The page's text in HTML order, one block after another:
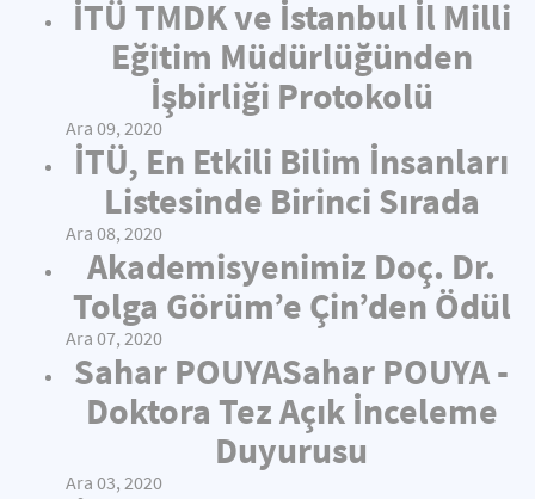
İTÜ TMDK ve İstanbul İl Milli
Eğitim Müdürlüğünden
İşbirliği Protokolü
Ara 09, 2020
İTÜ, En Etkili Bilim İnsanları
Listesinde Birinci Sırada
Ara 08, 2020
Akademisyenimiz Doç. Dr.
Tolga Görüm’e Çin’den Ödül
Ara 07, 2020
Sahar POUYASahar POUYA -
Doktora Tez Açık İnceleme
Duyurusu
Ara 03, 2020